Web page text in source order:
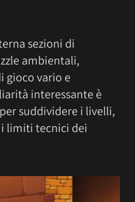
sezioni di
ambientali,
gioco vario e
interessante è
suddividere i livelli,
limiti tecnici dei